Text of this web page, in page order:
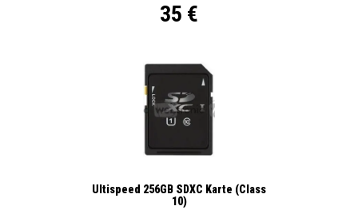
35 €
Ultispeed 256GB SDXC Karte (Class
10)